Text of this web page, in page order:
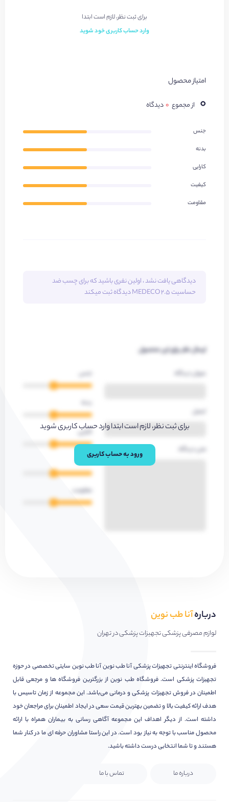
برای ثبت نظر، لازم است ابتدا
وارد حساب کاربری خود شوید
امتیاز محصول
۰ از مجموع ۰دیدگاه
جنس
بدنه
کارایی
کیفیت
مقاومت
دیدگاهی یافت نشد ، اولین نفری باشید که برایچسب ضد
حساسیت 2.5 MEDECO
دیدگاه ثبت میکند
ارسال نظر برای این محصول
عنوان دیدگاه
ایمیل
متن دیدگاه
کارایی
کیفیت
مقاومت
برای ثبت نظر، لازم است ابتدا وارد حساب کاربری شوید
ورود به حساب کاربری
دربارهآنا طب نوین
لوازم مصرفی پزشکی تجهیزات پزشکی در تهران
فروشگاه اینترنتی تجهیزات پزشکی آنا طب نوین آنا طب نوین سایتی تخصصی در حوزه
تجهیزات پزشکی است. فروشگاه طب نوین از بزرگترین فروشگاه ها و مرجعی قابل
اطمینان در فروش تجهیزات پزشکی و درمانی می‌باشد. این مجموعه از زمان تاسیس با
هدف ارائه کیفیت بالا و تضمین بهترین قیمت سعی در ایجاد اطمینان برای مراجعان خود
داشته است. از دیگر اهداف این مجموعه آگاهی رسانی به بیماران همراه با ارائه
محصول مناسب با توجه به نیاز بود است. در این راستا مشاوران حرفه ای ما در کنار شما
هستند و تا شما انتخابی درست داشته باشید.
درباره ما تماس با ما